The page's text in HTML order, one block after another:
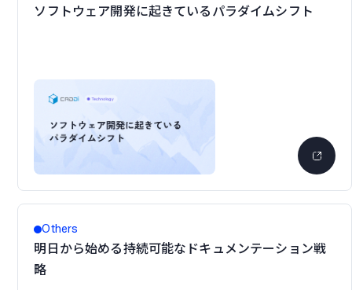
ソフトウェア開発に起きているパラダイムシフト
Others
明日から始める持続可能なドキュメンテーション戦
略